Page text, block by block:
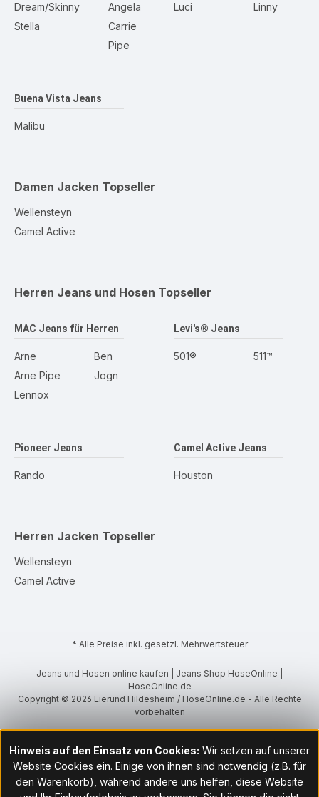
Dream/Skinny
Stella
Angela
Carrie
Pipe
Luci
Linny
Buena Vista Jeans
Malibu
Damen Jacken Topseller
Wellensteyn
Camel Active
Herren Jeans und Hosen Topseller
MAC Jeans für Herren
Arne
Arne Pipe
Lennox
Ben
Jogn
Levi's® Jeans
501® 511™
Pioneer Jeans
Rando
Camel Active Jeans
Houston
Herren Jacken Topseller
Wellensteyn
Camel Active
* Alle Preise inkl. gesetzl. Mehrwertsteuer
Jeans und Hosen online kaufen | Jeans Shop HoseOnline |
HoseOnline.de
Copyright © 2026 Eierund Hildesheim / HoseOnline.de - Alle Rechte
vorbehalten
Hinweis auf den Einsatz von Cookies: Wir setzen auf unserer
Website Cookies ein. Einige von ihnen sind notwendig (z.B. für
den Warenkorb), während andere uns helfen, diese Website